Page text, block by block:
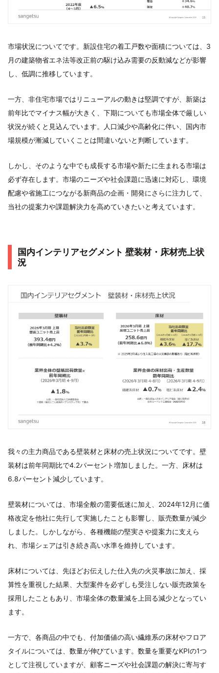
市場状況についてです。新設住宅の着工戸数や面積については、3
月の建築物省エネ法等改正前の駆け込み需要の反動減などが影響
し、低調に推移しています。
一方、非住宅市場ではリニューアルの動きは堅調ですが、新築は
前年比でマイナス幅が大きく、下期についても市場全体で厳しい
状況が続くと見込んでいます。人口減少や高齢化に伴い、国内市
場規模が漸減していくことは間違いないと判断しています。
しかし、そのような中でも成長する市場や新たに生まれる市場は
必ず存在します。市場のニーズや社会課題に迅速に対応し、環境
配慮や省施工につながる新商品の企画・開発にさらに注力して、
当社の提案力や課題解決力を高めていきたいと考えています。
国内インテリアセグメント 壁装材・床材売上状
況
我々の主力商品である壁装材と床材の売上状況についてです。壁
装材は前年同期比で4.2パーセント増加しました。一方、床材は
6.8パーセント減少しています。
壁装材については、市場全般の需要低迷に加え、2024年12月に価
格改定を他社に先行して実施したことも影響し、販売数量が減少
しました。しかしながら、各種機能の堅実さや提案力に支えら
れ、市場シェアは引き続き高い水準を維持しています。
床材については、先ほどお伝えした仕入先の火災事故に加え、採
算性を重視した結果、大型案件を必ずしも受注しない販売政策を
採用したこともあり、市場全体の数量減を上回る減少となってい
ます。
一方で、各商品の中でも、付加価値の高い繊維系の床材やフロア
タイルについては、数量が伸びています。数量を重要なKPIの1つ
として注視していますが、顧客ニーズや社会課題の解決に寄与す